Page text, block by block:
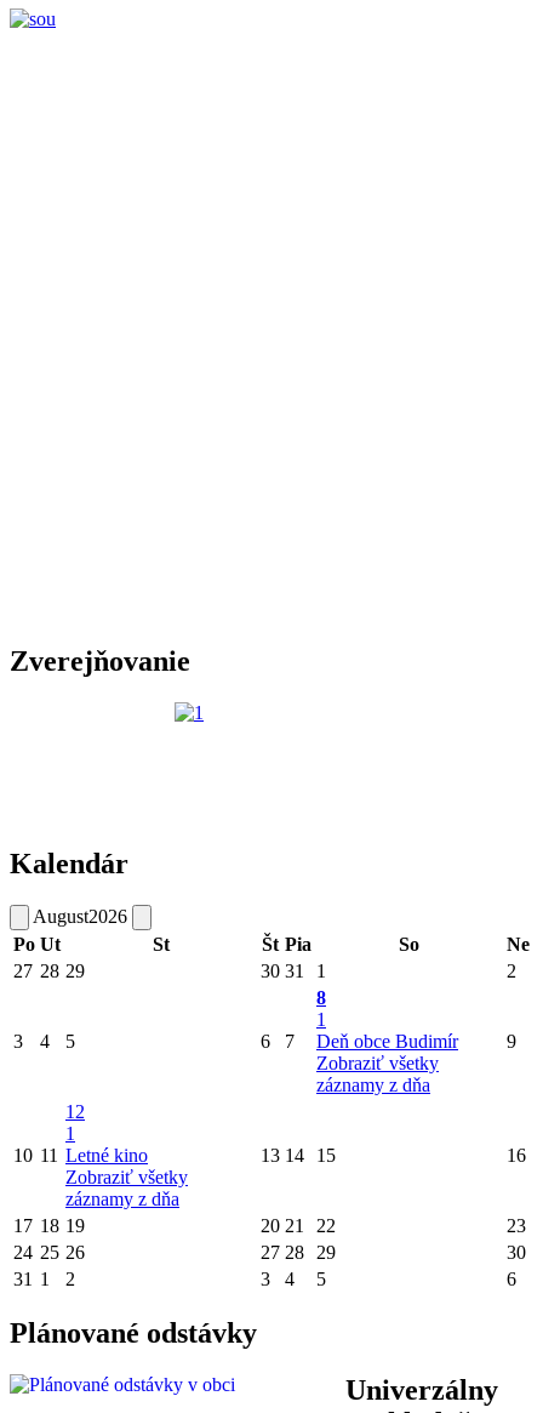
Zverejňovanie
Kalendár
August2026
Po Ut St Št Pia So
Ne
27 28 29 30 31 1 2
3 4 5 6 7
8
1
Deň obce Budimír
Zobraziť všetky
záznamy z dňa
9
10 11
12
1
Letné kino
Zobraziť všetky
záznamy z dňa
13 14 15 16
17 18 19 20 21 22
23
24 25 26 27 28 29
30
31 1 2 3 4 5 6
Plánované odstávky
Univerzálny